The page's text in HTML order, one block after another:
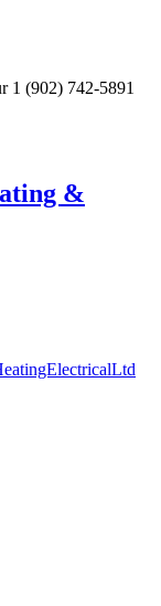
1 (902) 742-5891
&